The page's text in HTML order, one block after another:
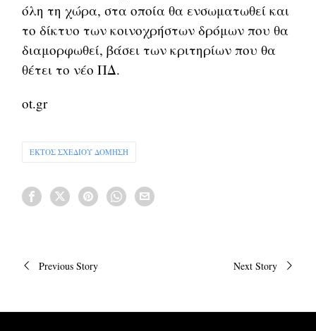
όλη τη χώρα, στα οποία θα ενσωματωθεί και
το δίκτυο των κοινοχρήστων δρόμων που θα
διαμορφωθεί, βάσει των κριτηρίων που θα
θέτει το νέο ΠΔ.
ot.gr
ΕΚΤΟΣ ΣΧΕΔΙΟΥ ΔΟΜΗΣΗ
Πλοήγηση
Previous Story Next Story